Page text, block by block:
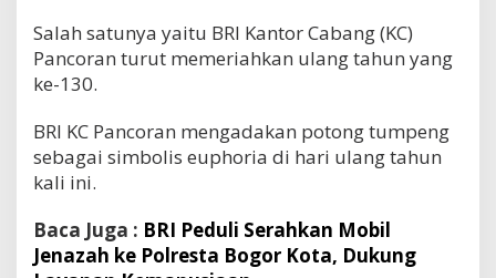
Salah satunya yaitu BRI Kantor Cabang (KC)
Pancoran turut memeriahkan ulang tahun yang
ke-130.
BRI KC Pancoran mengadakan potong tumpeng
sebagai simbolis euphoria di hari ulang tahun
kali ini.
Baca Juga : BRI Peduli Serahkan Mobil
Jenazah ke Polresta Bogor Kota, Dukung